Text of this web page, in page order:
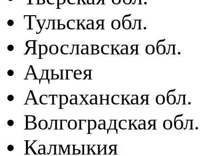
Тульская обл.
Ярославская обл.
Адыгея
Астраханская обл.
Волгоградская обл.
Калмыкия